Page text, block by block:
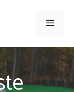
Menu